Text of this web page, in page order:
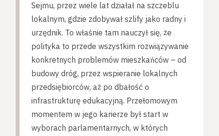
Sejmu, przez wiele lat działał na szczeblu
lokalnym, gdzie zdobywał szlify jako radny i
urzędnik. To właśnie tam nauczył się, że
polityka to przede wszystkim rozwiązywanie
konkretnych problemów mieszkańców – od
budowy dróg, przez wspieranie lokalnych
przedsiębiorców, aż po dbałość o
infrastrukturę edukacyjną. Przełomowym
momentem w jego karierze był start w
wyborach parlamentarnych, w których